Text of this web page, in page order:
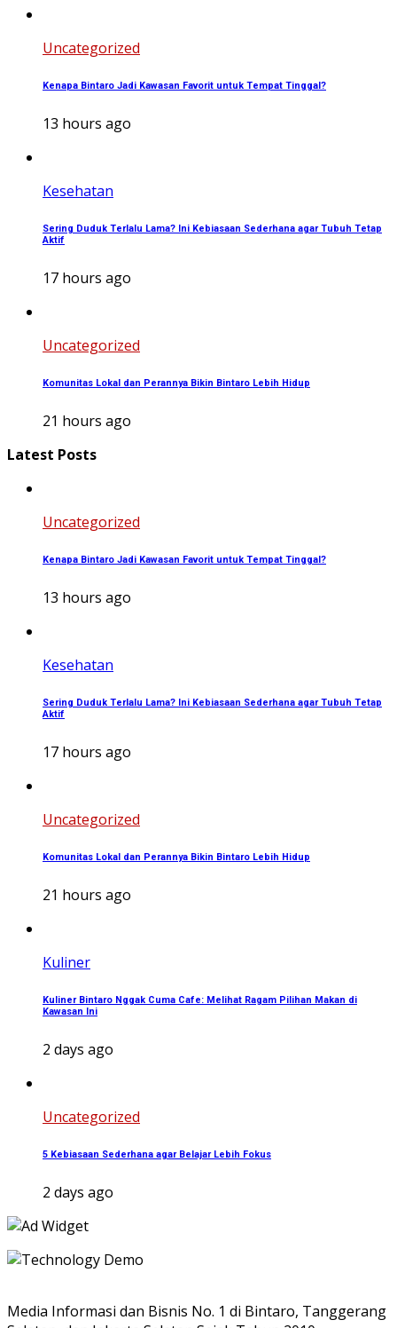
Uncategorized
Kenapa Bintaro Jadi Kawasan Favorit untuk Tempat Tinggal?
13 hours ago
Kesehatan
Sering Duduk Terlalu Lama? Ini Kebiasaan Sederhana agar Tubuh Tetap
Aktif
17 hours ago
Uncategorized
Komunitas Lokal dan Perannya Bikin Bintaro Lebih Hidup
21 hours ago
Latest Posts
Uncategorized
Kenapa Bintaro Jadi Kawasan Favorit untuk Tempat Tinggal?
13 hours ago
Kesehatan
Sering Duduk Terlalu Lama? Ini Kebiasaan Sederhana agar Tubuh Tetap
Aktif
17 hours ago
Uncategorized
Komunitas Lokal dan Perannya Bikin Bintaro Lebih Hidup
21 hours ago
Kuliner
Kuliner Bintaro Nggak Cuma Cafe: Melihat Ragam Pilihan Makan di
Kawasan Ini
2 days ago
Uncategorized
5 Kebiasaan Sederhana agar Belajar Lebih Fokus
2 days ago
Media Informasi dan Bisnis No. 1 di Bintaro, Tanggerang